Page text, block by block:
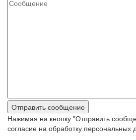
Нажимая на кнопку "Отправить
согласие на обработку персональных